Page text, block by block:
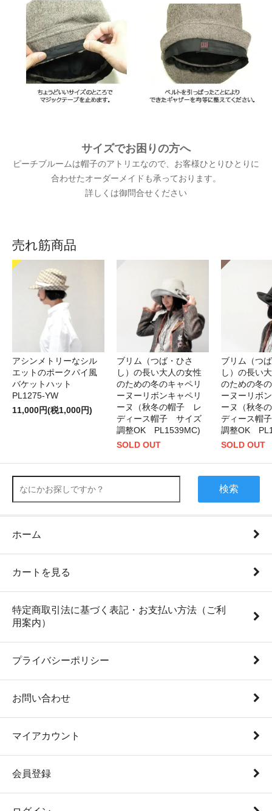
サイズでお困りの方へ
ピーチブルームは帽子のアトリエなので、お客様ひとりひとりに
合わせたオーダーメイドも承っております。
詳しくは御問合せください
売れ筋商品
アシンメトリーなシル
エットのポークパイ風
バケットハット
PL1275-YW
11,000円(税1,000円)
ブリム（つば・ひさ
し）の長い大人の女性
のための冬のキャペリ
ーヌーリボンキャペリ
ーヌ（秋冬の帽子 レ
ディース帽子 サイズ
調整OK PL1539MC)
SOLD OUT
ブリム（つ
し）の長い
のための冬
ーヌーリボ
ーヌ（秋冬
ディース帽
調整OK
SOLD OUT
検索
ホーム
カートを見る
特定商取引法に基づく表記・お支払い方法（ご利
用案内）
プライバシーポリシー
お問い合わせ
マイアカウント
会員登録